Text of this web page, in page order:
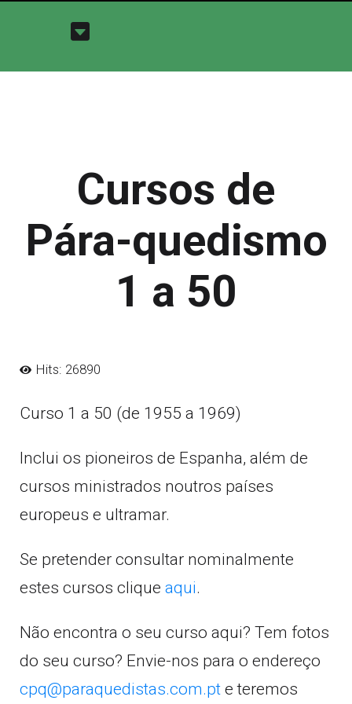
Cursos de
Pára-quedismo
1 a 50
Hits: 26890
Curso 1 a 50 (de 1955 a 1969)
Inclui os pioneiros de Espanha, além de
cursos ministrados noutros países
europeus e ultramar.
Se pretender consultar nominalmente
estes cursos clique aqui.
Não encontra o seu curso aqui? Tem fotos
do seu curso? Envie-nos para o endereço
cpq@paraquedistas.com.pt e teremos